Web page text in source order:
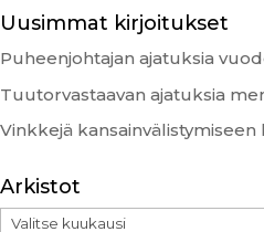
Uusimmat kirjoitukset
Puheenjohtajan ajatuksia
Tuutorvastaavan ajatuksia
Vinkkejä kansainvälistymiseen
Arkistot
Arkistot